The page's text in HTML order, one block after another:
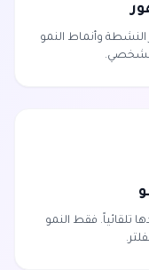
وأنماط النمو
تلقائياً. فقط النمو